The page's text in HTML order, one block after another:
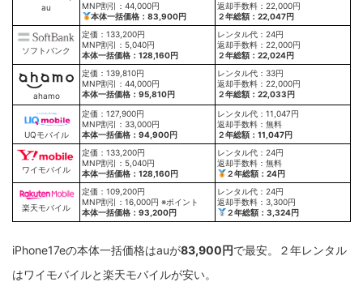
au
MNP割引：44,000円
本体一括価格：83,900円
返却手数料：22,000円
２年総額：22,047円
ソフトバンク
定価：133,200円
MNP割引：5,040円
本体一括価格：128,160円
レンタル代：24円
返却手数料：22,000円
２年総額：22,024円
ahamo
定価：139,810円
MNP割引：44,000円
本体一括価格：95,810円
レンタル代：33円
返却手数料：22,000円
２年総額：22,033円
UQモバイル
定価：127,900円
MNP割引：33,000円
本体一括価格：94,900円
レンタル代：11,047円
返却手数料：無料
２年総額：11,047円
ワイモバイル
定価：133,200円
MNP割引：5,040円
本体一括価格：128,160円
レンタル代：24円
返却手数料：無料
２年総額：24円
楽天モバイル
定価：109,200円
MNP割引：16,000円 ※ポイント
本体一括価格：93,200円
レンタル代：24円
返却手数料：3,300円
２年総額：3,324円
iPhone17eの本体一括価格はauが83,900円で最安。２年レンタル
はワイモバイルと楽天モバイルが安い。